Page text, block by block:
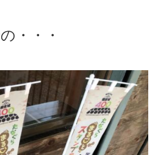
の・・・